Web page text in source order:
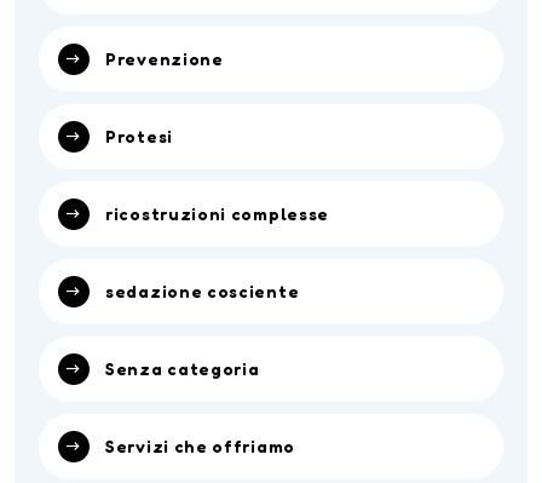
Prevenzione
Protesi
ricostruzioni complesse
sedazione cosciente
Senza categoria
Servizi che offriamo